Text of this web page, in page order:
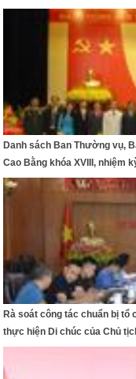
Danh sách Ban Thường vụ,
Cao Bằng khóa XVIII, nhiệm
Rà soát công tác chuẩn bị tổ
thực hiện Di chúc của Chủ